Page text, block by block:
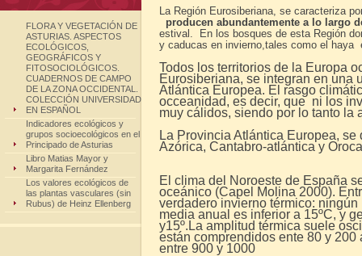
FLORA Y VEGETACIÓN DE
ASTURIAS. ASPECTOS
ECOLÓGICOS,
GEOGRÁFICOS Y
FITOSOCIOLÓGICOS.
CUADERNOS DE CAMPO
DE LA ZONA OCCIDENTAL.
COLECCIÓN UNIVERSIDAD
EN ESPAÑOL
Indicadores ecológicos y
grupos socioecológicos en el
Principado de Asturias
Libro Matias Mayor y
Margarita Fernández
Los valores ecológicos de
las plantas vasculares (sin
Rubus) de Heinz Ellenberg
La Región Eurosiberiana, se caracteriza
producen abundantemente a lo largo
estival. En los bosques de esta Región
y caducas en invierno,tales como el haya
Todos los territorios de la Europa
Eurosiberiana, se integran en una
Atlántica Europea. El rasgo
occeanidad, es decir, que ni los
muy cálidos, siendo por lo tanto la
La Provincia Atlántica Europea,
Azórica, Cantabro-atlántica y
El clima del Noroeste de España
oceánico (Capel Molina 2000).
verdadero invierno térmico:
media anual es inferior a 15ºC, y
y15º.La amplitud térmica suele
están comprendidos ente 80 y
entre 900 y 1000